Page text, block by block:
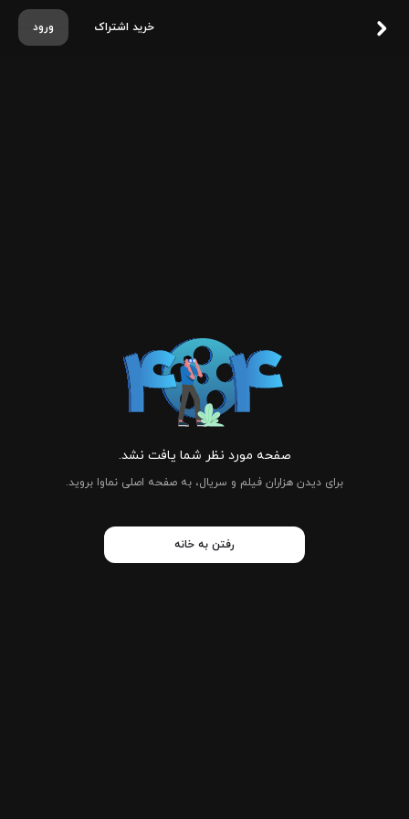
ورود خرید اشتراک
صفحه مورد نظر شما یافت نشد.
برای دیدن هزاران فیلم و سریال، به صفحه اصلی نماوا بروید.
رفتن به خانه